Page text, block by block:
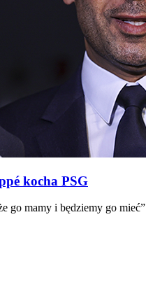
kocha PSG
go mamy i będziemy go mieć”